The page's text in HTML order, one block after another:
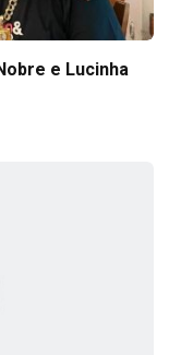
e Lucinha